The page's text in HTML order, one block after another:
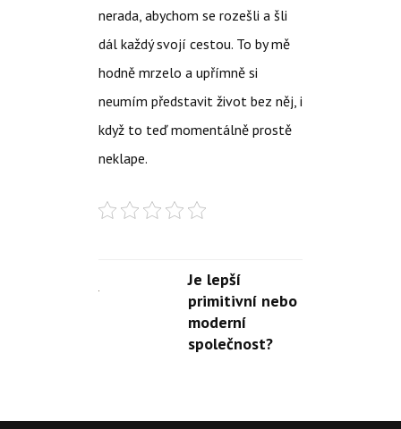
nerada, abychom se rozešli a šli
dál každý svojí cestou. To by mě
hodně mrzelo a upřímně si
neumím představit život bez něj, i
když to teď momentálně prostě
neklape.
Je lepší
primitivní nebo
moderní
společnost?